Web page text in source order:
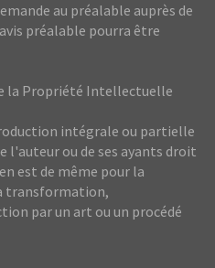
au préalable auprès de
préalable pourra être
la Propriété Intellectuelle
intégrale ou partielle
l'auteur ou de ses ayants droit
est de même pour la
transformation,
par un art ou un procédé